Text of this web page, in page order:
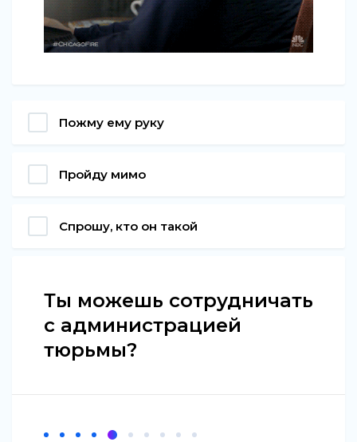
Пожму ему руку
Пройду мимо
Спрошу, кто он такой
Ты можешь сотрудничать
с администрацией
тюрьмы?